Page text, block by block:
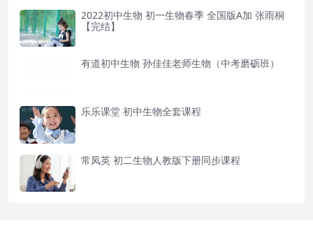
2022初中生物 初一生物春季 全国版A加 张雨桐
【完结】
有道初中生物 孙佳佳老师生物（中考磨砺班）
乐乐课堂 初中生物全套课程
常凤英 初二生物人教版下册同步课程